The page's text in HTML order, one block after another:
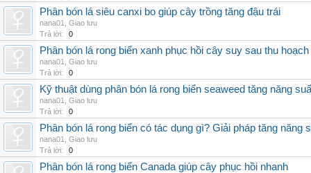
Phân bón lá siêu canxi bo giúp cây trồng tăng đậu trái
nana01
Giao lưu
Trả lời:
0
Phân bón lá rong biển xanh phục hồi cây suy sau thu hoạch
nana01
Giao lưu
Trả lời:
0
Kỹ thuật dùng phân bón lá rong biển seaweed tăng năng
nana01
Giao lưu
Trả lời:
0
Phân bón lá rong biển có tác dụng gì? Giải pháp tăng năng
nana01
Giao lưu
Trả lời:
0
Phân bón lá rong biển Canada giúp cây phục hồi nhanh